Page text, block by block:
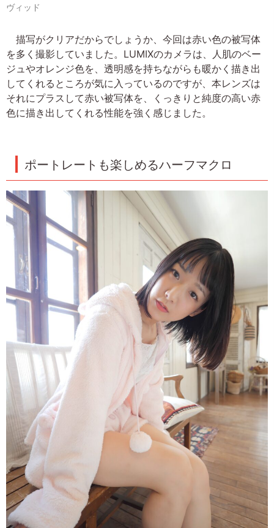
ヴィッド
描写がクリアだからでしょうか、今回は赤い色の被写体
を多く撮影していました。LUMIXのカメラは、人肌のベー
ジュやオレンジ色を、透明感を持ちながらも暖かく描き出
してくれるところが気に入っているのですが、本レンズは
それにプラスして赤い被写体を、くっきりと純度の高い赤
色に描き出してくれる性能を強く感じました。
ポートレートも楽しめるハーフマクロ